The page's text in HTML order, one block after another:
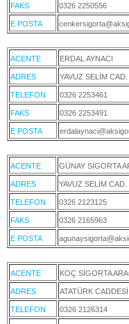
FAKS 0326 2250556
E POSTA
ACENTE ERDAL AYNACI
ADRES YAVUZ SELİM
TELEFON 0326 2253461
FAKS 0326 2253491
E POSTA
ACENTE GÜNAY SİGORTA
ADRES YAVUZ SELİM CAD.
TELEFON 0326 2123125
FAKS 0326 2165963
E POSTA
ACENTE KOÇ SİGORTA
ADRES ATATÜRK
TELEFON 0326 2126314